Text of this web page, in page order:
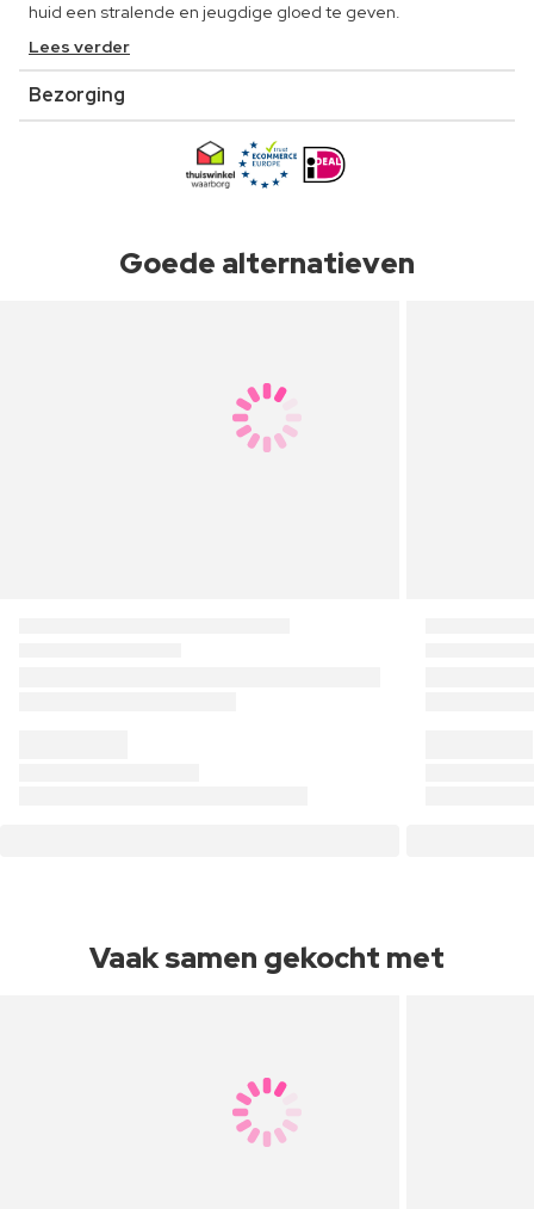
huid een stralende en jeugdige gloed te geven.
Lees verder
Bezorging
Goede alternatieven
Vaak samen gekocht met